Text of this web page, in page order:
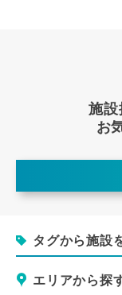
施設
お
タグから施設
エリアから探